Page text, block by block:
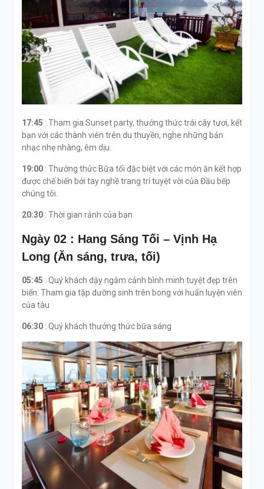
17:45 : Tham gia Sunset party, thưởng thức trái cây tươi, kết
bạn với các thành viên trên du thuyền, nghe những bản
nhạc nhẹ nhàng, êm dịu.
19:00: Thưởng thức Bữa tối đặc biệt với các món ăn kết hợp
được chế biến bởi tay nghề trang trí tuyệt vời của Đầu bếp
chúng tôi.
20:30: Thời gian rảnh của bạn
Ngày 02 : Hang Sáng Tối – Vịnh Hạ
Long (Ăn sáng, trưa, tối)
05:45 : Quý khách dậy ngắm cảnh bình minh tuyệt đẹp trên
biển. Tham gia tập dưỡng sinh trên bong với huấn luyện viên
của tàu
06:30: Quý khách thưởng thức bữa sáng